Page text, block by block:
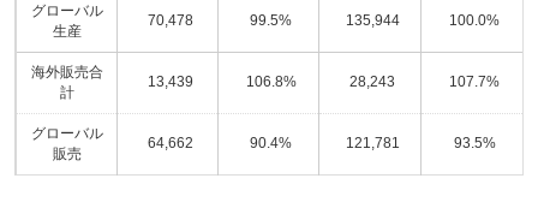
グローバル
生産
70,478 99.5% 135,944 100.0%
海外販売合
計
13,439 106.8% 28,243 107.7%
グローバル
販売
64,662 90.4% 121,781 93.5%